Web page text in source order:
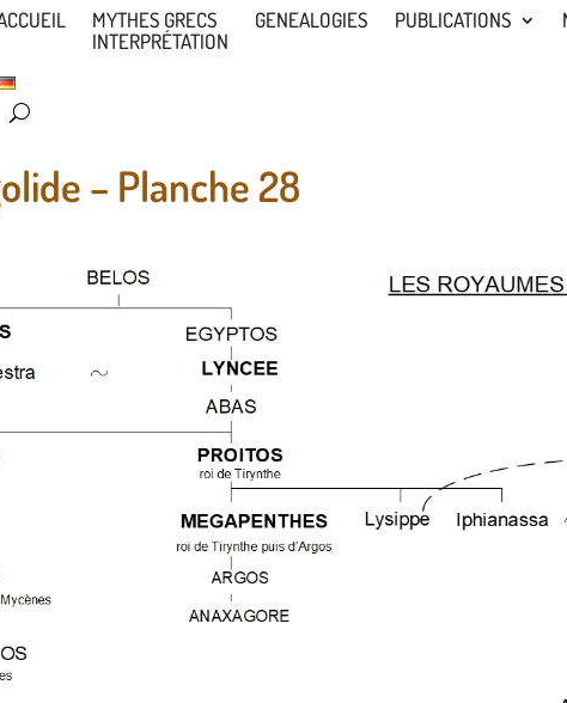
MYTHES GRECS
INTERPRÉTATION
GENEALOGIES PUBLICATIONS
– Planche 28